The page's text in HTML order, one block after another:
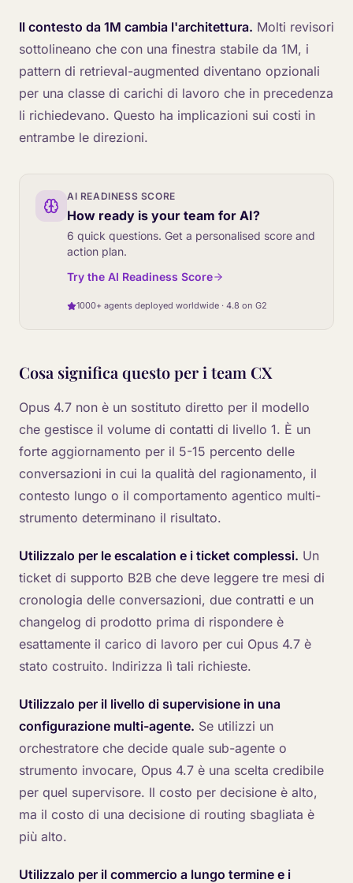
Il contesto da 1M cambia l'architettura. Molti revisori
sottolineano che con una finestra stabile da 1M, i
pattern di retrieval-augmented diventano opzionali
per una classe di carichi di lavoro che in precedenza
li richiedevano. Questo ha implicazioni sui costi in
entrambe le direzioni.
AI READINESS SCORE
How ready is your team for AI?
6 quick questions. Get a personalised score and
action plan.
Try the AI Readiness Score
1000+ agents deployed worldwide · 4.8 on G2
Cosa significa questo per i team CX
Opus 4.7 non è un sostituto diretto per il modello
che gestisce il volume di contatti di livello 1. È un
forte aggiornamento per il 5-15 percento delle
conversazioni in cui la qualità del ragionamento, il
contesto lungo o il comportamento agentico multi-
strumento determinano il risultato.
Utilizzalo per le escalation e i ticket complessi. Un
ticket di supporto B2B che deve leggere tre mesi di
cronologia delle conversazioni, due contratti e un
changelog di prodotto prima di rispondere è
esattamente il carico di lavoro per cui Opus 4.7 è
stato costruito. Indirizza lì tali richieste.
Utilizzalo per il livello di supervisione in una
configurazione multi-agente. Se utilizzi un
orchestratore che decide quale sub-agente o
strumento invocare, Opus 4.7 è una scelta credibile
per quel supervisore. Il costo per decisione è alto,
ma il costo di una decisione di routing sbagliata è
più alto.
Utilizzalo per il commercio a lungo termine e i